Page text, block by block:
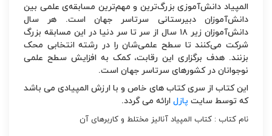
المپیاد دانش‌آموزی بزرگ‌ترین و مهم‌ترین مسابقه‌ی علمی بین
دانش‌آموزان دبیرستانی سرتاسر جهان است. هر سال
دانش‌آموزان زیر ۱۸ سال از سر تا سر دنیا در این مسابقه بزرگ
شرکت می‌کنند تا سطح علمی‌شان را در رشته انتخابی محک
بزنند. هدف برگزاری این رقابت، کمک به افزایش سطح علمی
نوجوانان در کشورهای سرتاسر جهان است.
این کتاب از سری کتاب های خاص و با ارزش المپیادی می باشد
که توسط سایت پازل ارائه می گردد.
نام کتاب : کتاب المپیاد آنالیز مختلط و کاربرهای آن